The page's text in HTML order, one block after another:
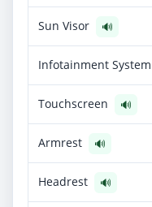
Sun Visor 🔊
Infotainment System
Touchscreen 🔊
Armrest 🔊
Headrest 🔊